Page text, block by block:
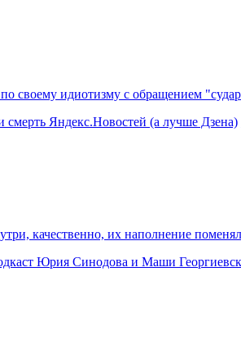
своему идиотизму с обращением
Яндекс.Новостей (а лучше Дзена)
качественно, их наполнение
Юрия Синодова и Маши